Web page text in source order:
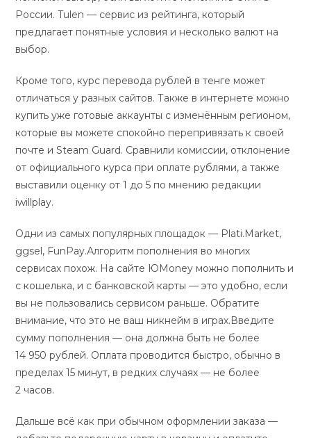
России. Tulen — сервис из рейтинга, который
предлагает понятные условия и несколько валют на
выбор.
Кроме того, курс перевода рублей в тенге может
отличаться у разных сайтов. Также в интернете можно
купить уже готовые аккаунты с изменённым регионом,
которые вы можете спокойно перепривязать к своей
почте и Steam Guard. Сравнили комиссии, отклонение
от официального курса при оплате рублями, а также
выставили оценку от 1 до 5 по мнению редакции
iwillplay.
Одни из самых популярных площадок — Plati.Market,
ggsel, FunPay.Алгоритм пополнения во многих
сервисах похож. На сайте ЮMoney можно пополнить и
с кошелька, и с банковской карты — это удобно, если
вы не пользовались сервисом раньше. Обратите
внимание, что это не ваш никнейм в играх.Введите
сумму пополнения — она должна быть не более
14 950 рублей. Оплата проводится быстро, обычно в
пределах 15 минут, в редких случаях — не более
2 часов.
Дальше всё как при обычном оформлении заказа —